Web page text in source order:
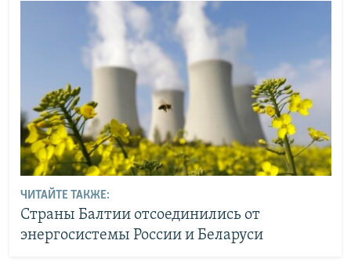
ЧИТАЙТЕ ТАКЖЕ:
Страны Балтии отсоединились от
энергосистемы России и Беларуси